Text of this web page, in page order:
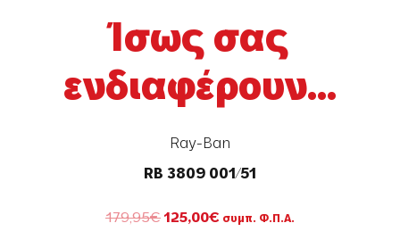
Ίσως σας
ενδιαφέρουν...
Ray-Ban
RB 3809 001/51
179,95€ Original
125,00€ Η
συμπ. Φ.Π.Α.